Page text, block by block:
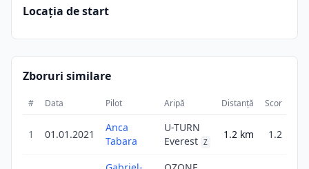
Locația de start
Zboruri similare
# Data Pilot Aripă Distanță Scor
1 01.01.2021
Anca
Tabara
U-TURN
Everest Z
1.2 km 1.2